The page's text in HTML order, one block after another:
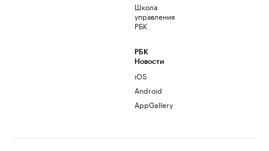
Школа
управления
РБК
РБК
Новости
iOS
Android
AppGallery